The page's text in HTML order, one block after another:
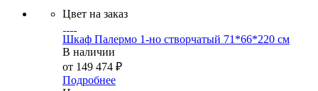
Цвет на заказ
Шкаф Палермо 1-но створчатый 71*66*220 см
В наличии
от 149 474 ₽
Подробнее